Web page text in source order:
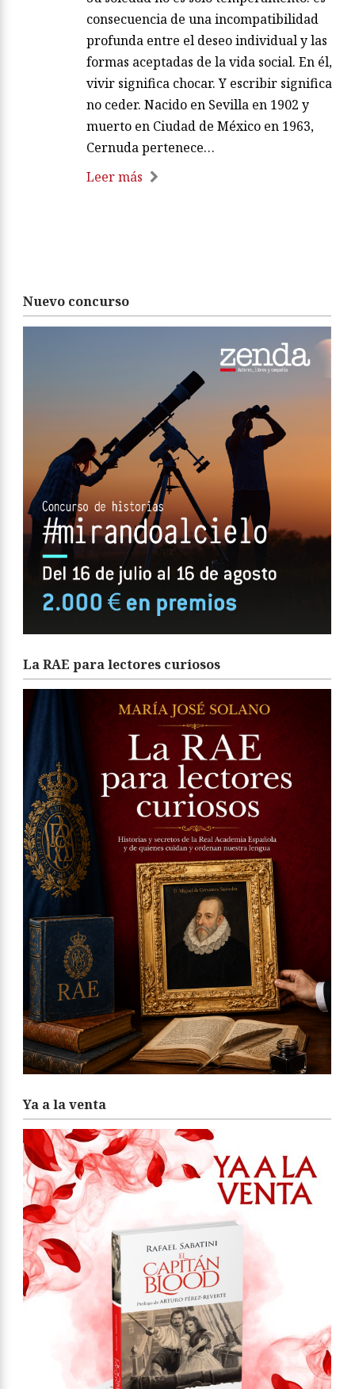
consecuencia de una incompatibilidad
profunda entre el deseo individual y las
formas aceptadas de la vida social. En él,
vivir significa chocar. Y escribir significa
no ceder. Nacido en Sevilla en 1902 y
muerto en Ciudad de México en 1963,
Cernuda pertenece…
Leer más
Nuevo concurso
La RAE para lectores curiosos
Ya a la venta